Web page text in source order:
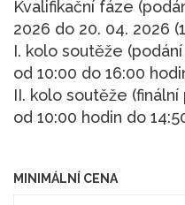
Kvalifikační fáze
2026 do 20. 04. 2026
I. kolo soutěže
od 10:00 do 16:00
II. kolo soutěže
MINIMÁLNÍ CENA